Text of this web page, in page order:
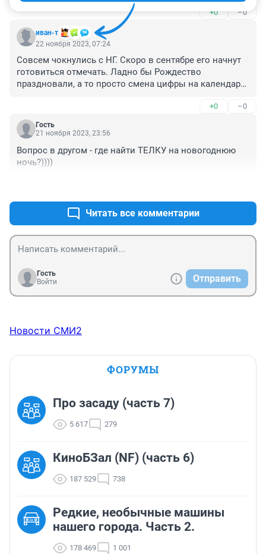
+0 –0
иван-т
22 ноября 2023, 07:24
Совсем чокнулись с НГ. Скоро в сентябре его начнут
готовиться отмечать. Ладно бы Рождество
праздновали, а то просто смена цифры на календаре.
+0 –0
Гость
21 ноября 2023, 23:56
Вопрос в другом - где найти ТЕЛКУ на новогоднюю
ночь?))))
Читать все комментарии
Гость
Войти
Отправить
Новости СМИ2
ФОРУМЫ
Про засаду (часть 7)
5 617 279
КиноБЗал (NF) (часть 6)
187 529 738
Редкие, необычные машины
нашего города. Часть 2.
178 469 1 001